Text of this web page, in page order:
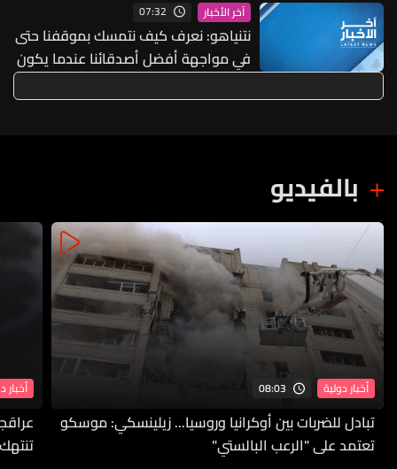
آخر الأخبار 07:32
نتنياهو: نعرف كيف نتمسك بموقفنا حتى
في مواجهة أفضل أصدقائنا عندما يكون
ذلك ضروريا
بالفيديو
أخبار دولية 08:03
تبادل للضربات بين أوكرانيا وروسيا... زيلينسكي: موسكو
تعتمد على "الرعب البالستي"
أخبار